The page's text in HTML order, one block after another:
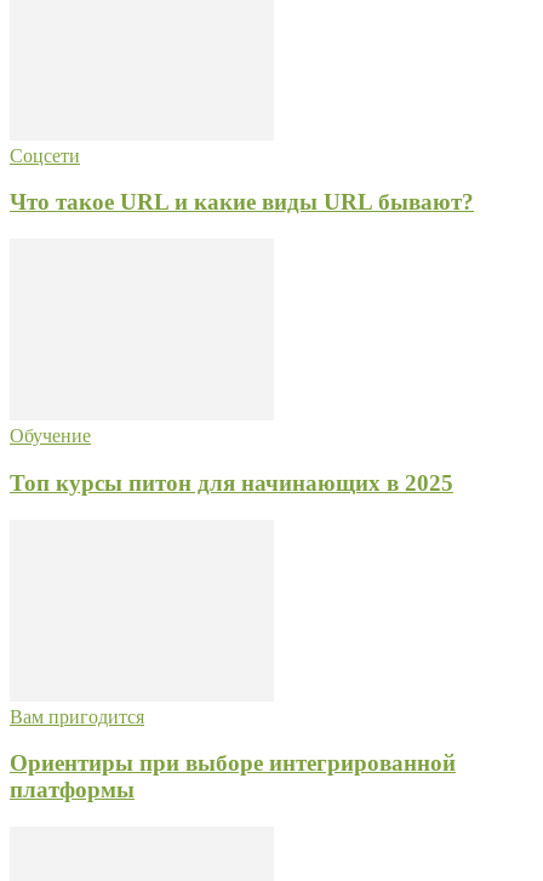
Соцсети
Что такое URL и какие виды URL бывают?
Обучение
Топ курсы питон для начинающих в 2025
Вам пригодится
Ориентиры при выборе интегрированной
платформы